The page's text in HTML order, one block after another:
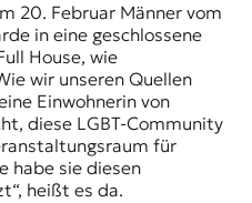
20. Februar Männer vom
in eine geschlossene
House, wie
wir unseren Quellen
Einwohnerin von
diese LGBT-Community
für
habe sie diesen
heißt es da.